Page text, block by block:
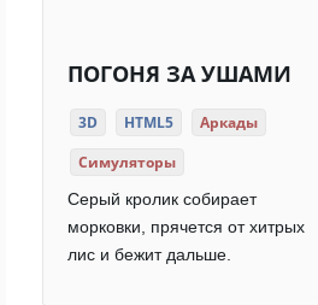
ПОГОНЯ ЗА УШАМИ
3D HTML5
Аркады
Симуляторы
Серый кролик собирает
морковки, прячется от хитрых
лис и бежит дальше.